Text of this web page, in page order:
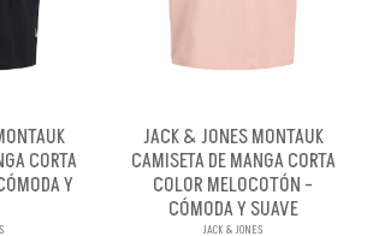
CORTA
Y
JACK & JONES MONTAUK
CAMISETA DE MANGA CORTA
COLOR MELOCOTÓN -
CÓMODA Y SUAVE
JACK & JONES